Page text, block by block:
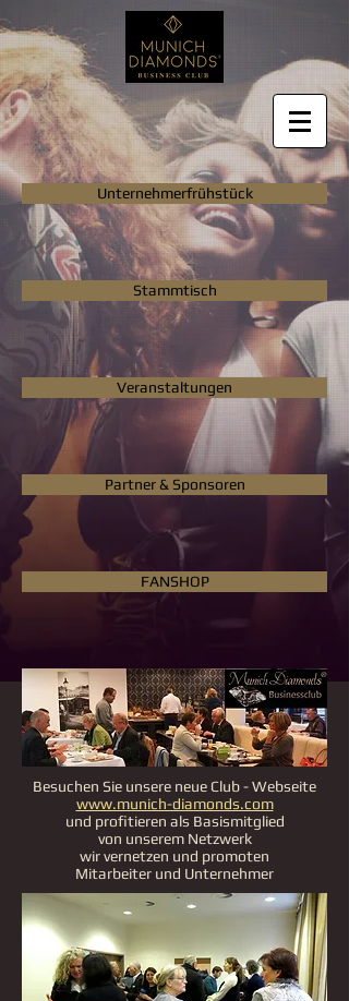
Unternehmerfrühstück
Stammtisch
Veranstaltungen
Partner & Sponsoren
FANSHOP
Besuchen Sie unsere neue Club - Webseite
www.munich-diamonds.com
und profitieren als Basismitglied
von unserem Netzwerk
wir vernetzen und promoten
Mitarbeiter und Unternehmer